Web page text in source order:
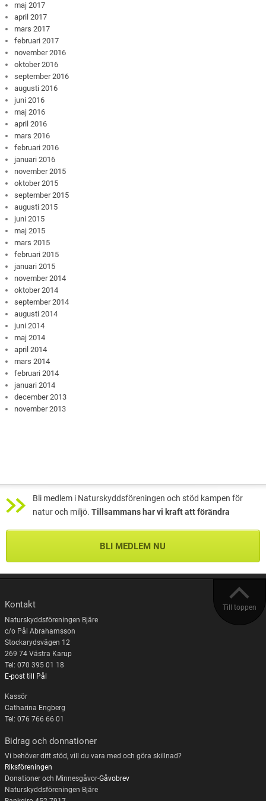
maj 2017
april 2017
mars 2017
februari 2017
november 2016
oktober 2016
september 2016
augusti 2016
juni 2016
maj 2016
april 2016
mars 2016
februari 2016
januari 2016
november 2015
oktober 2015
september 2015
augusti 2015
juni 2015
maj 2015
mars 2015
februari 2015
januari 2015
november 2014
oktober 2014
september 2014
augusti 2014
juni 2014
maj 2014
april 2014
mars 2014
februari 2014
januari 2014
december 2013
november 2013
Bli medlem i Naturskyddsföreningen och stöd kampen för
natur och miljö. Tillsammans har vi kraft att förändra
BLI MEDLEM NU
Till toppen
Kontakt
Naturskyddsföreningen Bjäre
c/o Pål Abrahamsson
Stockarydsvägen 12
269 74 Västra Karup
Tel: 070 395 01 18
E-post till Pål
Kassör
Catharina Engberg
Tel: 076 766 66 01
Bidrag och donnationer
Vi behöver ditt stöd, vill du vara med och göra skillnad?
Riksföreningen
Donationer och Minnesgåvor-Gåvobrev
Naturskyddsföreningen Bjäre